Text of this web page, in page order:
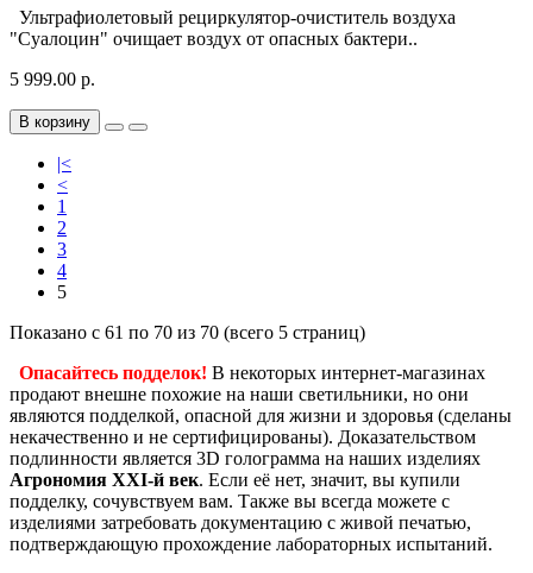
Ультрафиолетовый рециркулятор-очиститель воздуха
"Суалоцин" очищает воздух от опасных бактери..
5 999.00 р.
В корзину
|<
<
1
2
3
4
5
Показано с 61 по 70 из 70 (всего 5 страниц)
Опасайтесь подделок! В некоторых интернет-магазинах
продают внешне похожие на наши светильники, но они
являются подделкой, опасной для жизни и здоровья (сделаны
некачественно и не сертифицированы). Доказательством
подлинности является 3D голограмма на наших изделиях
Агрономия XXI-й век. Если её нет, значит, вы купили
подделку, сочувствуем вам. Также вы всегда можете с
изделиями затребовать документацию с живой печатью,
подтверждающую прохождение лабораторных испытаний.